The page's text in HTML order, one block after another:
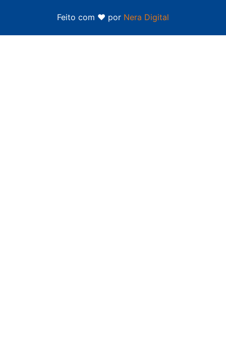
Feito com ❤ por Nera Digital